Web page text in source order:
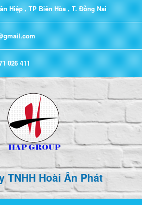
Hiệp , TP Biên Hòa , T. Đồng Nai
026 411
TNHH Hoài Ân Phát